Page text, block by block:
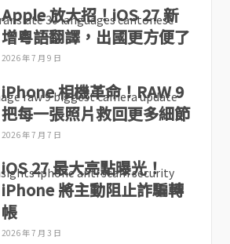
Apple 放大招！iOS 27 新
增粵語翻譯，出國更方便了
2026 年 7 月 9 日
iPhone 相機革命！RAW 9
把每一張照片救回更多細節
2026 年 7 月 7 日
iOS 27 最大亮點曝光！
iPhone 將主動阻止詐騙轉
帳
2026 年 7 月 3 日